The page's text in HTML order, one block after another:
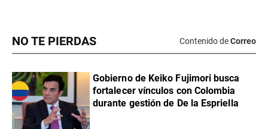
NO TE PIERDAS Contenido deCorreo
Gobierno de Keiko Fujimori busca
fortalecer vínculos con Colombia
durante gestión de De la Espriella